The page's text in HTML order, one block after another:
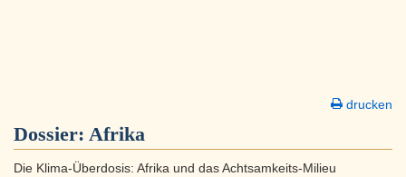
drucken
Dossier: Afrika
Die Klima-Überdosis: Afrika und das Achtsamkeits-Milieu